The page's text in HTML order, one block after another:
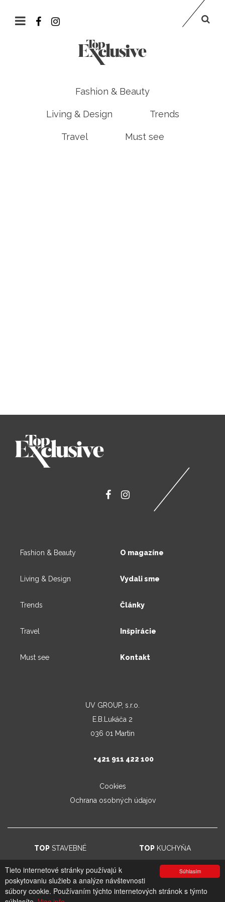
Súhlasím
Tieto internetové stránky používajú k
poskytovaniu služieb a analýze návštevnosti
súbory cookie. Používaním týchto internetových stránok s týmto
Fashion & Beauty
Living & Design Trends
Travel Must see
Fashion & Beauty
Living & Design
Trends
Travel
Must see
O magazíne
Vydali sme
Články
Inšpirácie
Kontakt
UV GROUP, s.r.o.
E.B.Lukáča 2
036 01 Martin
+421 911 422 100
Cookies
Ochrana osobných údajov
TOPSTAVEBNÉ TOP KUCHYŇA
© 2026. UV GROUP s.r.o. | Created by CTS Europe s.r.o.